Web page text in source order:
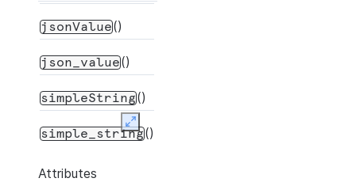
jsonValue()
json_value()
simpleString()
simple_string()
Expand
Attributes